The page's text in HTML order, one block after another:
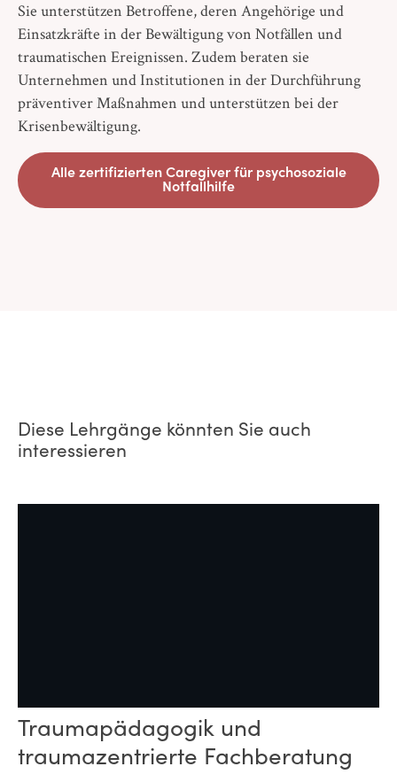
Sie unterstützen Betroffene, deren Angehörige und
Einsatzkräfte in der Bewältigung von Notfällen und
traumatischen Ereignissen. Zudem beraten sie
Unternehmen und Institutionen in der Durchführung
präventiver Maßnahmen und unterstützen bei der
Krisenbewältigung.
Alle zertifizierten Caregiver für psychosoziale
Notfallhilfe
Diese Lehrgänge könnten Sie auch
interessieren
Traumapädagogik und
traumazentrierte Fachberatung